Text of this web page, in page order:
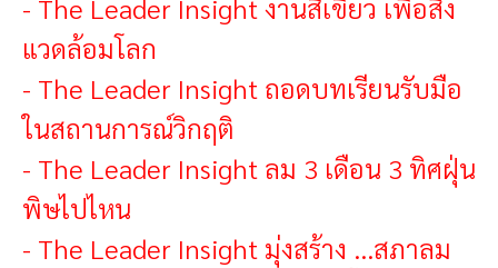
- The Leader Insight งานสีเขียว เพื่อสิ่ง
แวดล้อมโลก
- The Leader Insight ถอดบทเรียนรับมือ
ในสถานการณ์วิกฤติ
- The Leader Insight ลม 3 เดือน 3 ทิศฝุ่น
พิษไปไหน
- The Leader Insight มุ่งสร้าง ...สภาลม